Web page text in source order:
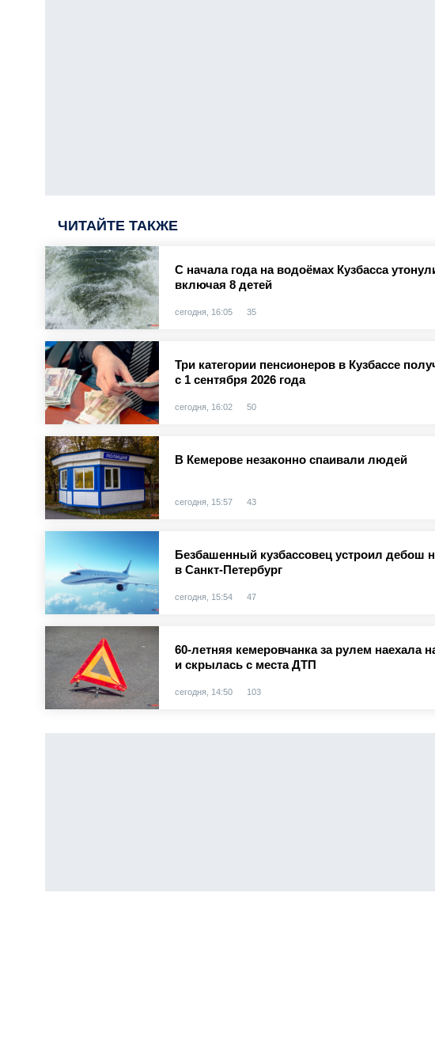
ЧИТАЙТЕ ТАКЖЕ
С начала года на водоёмах Кузбасса
включая 8 детей
сегодня, 16:05 35
Три категории пенсионеров в Кузбассе
с 1 сентября 2026 года
сегодня, 16:02 50
В Кемерове незаконно спаивали людей
сегодня, 15:57 43
Безбашенный кузбассовец устроил дебош
в Санкт-Петербург
сегодня, 15:54 47
60-летняя кемеровчанка за рулем наехала
и скрылась с места ДТП
сегодня, 14:50 103